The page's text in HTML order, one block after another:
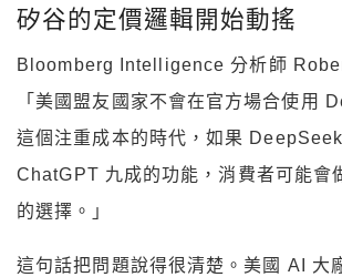
矽谷的定價邏輯開始動搖
Bloomberg Intelligence 分析師
「美國盟友國家不會在官方場合使用
這個注重成本的時代，如果
ChatGPT 九成的功能，消費者可能會
的選擇。」
這句話把問題說得很清楚。美國 AI 大